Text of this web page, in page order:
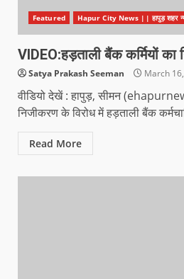
Featured Hapur City News || हापुड़ शहर
VIDEO:हड़ताली बैंक कर्मियों का
Satya Prakash Seeman March
वीडियो देखें : हापुड़, सीमन
निजीकरण के विरोध में हड़ताली बैंक
Read More